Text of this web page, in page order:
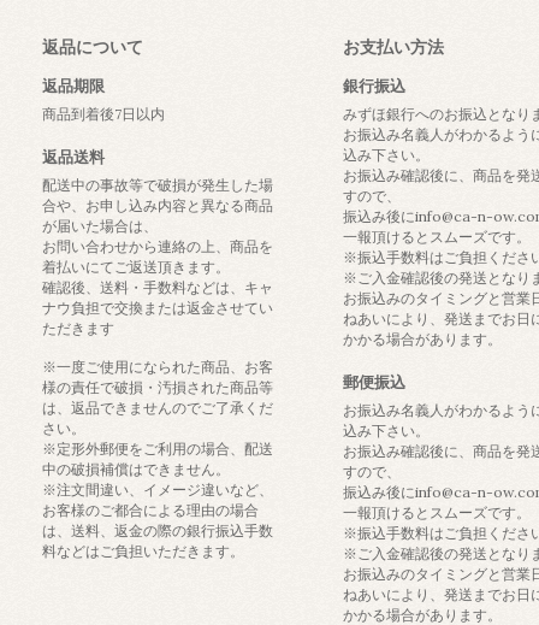
返品について
返品期限
商品到着後7日以内
返品送料
配送中の事故等で破損が発生した場
合や、お申し込み内容と異なる商品
が届いた場合は、
お問い合わせから連絡の上、商品を
着払いにてご返送頂きます。
確認後、送料・手数料などは、キャ
ナウ負担で交換または返金させてい
ただきます
※一度ご使用になられた商品、お客
様の責任で破損・汚損された商品等
は、返品できませんのでご了承くだ
さい。
※定形外郵便をご利用の場合、配送
中の破損補償はできません。
※注文間違い、イメージ違いなど、
お客様のご都合による理由の場合
は、送料、返金の際の銀行振込手数
料などはご負担いただきます。
お支払い方法
銀行振込
みずほ銀行へのお振込となり
お振込み名義人がわかるよう
込み下さい。
お振込み確認後に、商品を発
すので、
振込み後にinfo@ca-n-
一報頂けるとスムーズです。
※振込手数料はご負担くださ
※ご入金確認後の発送となり
お振込みのタイミングと営業
ねあいにより、発送までお日
かかる場合があります。
郵便振込
お振込み名義人がわかるよう
込み下さい。
お振込み確認後に、商品を発
すので、
振込み後にinfo@ca-n-
一報頂けるとスムーズです。
※振込手数料はご負担くださ
※ご入金確認後の発送となり
お振込みのタイミングと営業
ねあいにより、発送までお日
かかる場合があります。